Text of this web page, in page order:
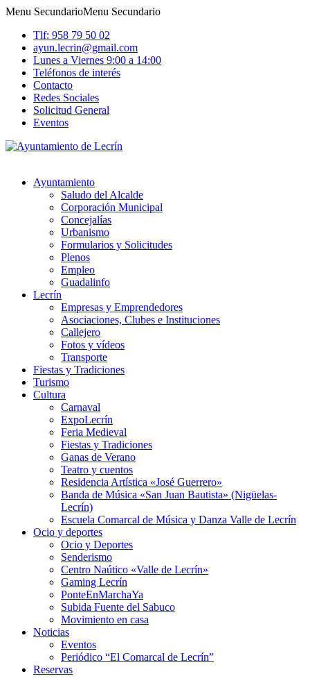
Menu SecundarioMenu Secundario
Tlf: 958 79 50 02
ayun.lecrin@gmail.com
Lunes a Viernes 9:00 a 14:00
Teléfonos de interés
Contacto
Redes Sociales
Solicitud General
Eventos
Ayuntamiento
Saludo del Alcalde
Corporación Municipal
Concejalías
Urbanismo
Formularios y Solicitudes
Plenos
Empleo
Guadalinfo
Lecrín
Empresas y Emprendedores
Asociaciones, Clubes e Instituciones
Callejero
Fotos y vídeos
Transporte
Fiestas y Tradiciones
Turismo
Cultura
Carnaval
ExpoLecrín
Feria Medieval
Fiestas y Tradiciones
Ganas de Verano
Teatro y cuentos
Residencia Artística «José Guerrero»
Banda de Música «San Juan Bautista» (Nigüelas-
Lecrín)
Escuela Comarcal de Música y Danza Valle de Lecrín
Ocio y deportes
Ocio y Deportes
Senderismo
Centro Naútico «Valle de Lecrín»
Gaming Lecrín
PonteEnMarchaYa
Subida Fuente del Sabuco
Movimiento en casa
Noticias
Eventos
Periódico “El Comarcal de Lecrín”
Reservas